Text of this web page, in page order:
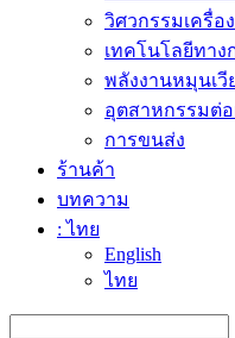
วิศวกรรมเครื่อ
เทคโนโลยีทาง
พลังงานหมุนเวี
อุตสาหกรรมต่อ
การขนส่ง
ร้านค้า
บทความ
: ไทย
English
ไทย